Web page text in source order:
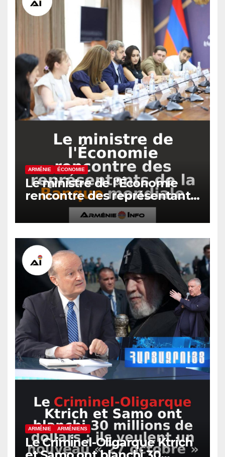
ARMÉNIE ÉCONOMIE
Le ministre de l’Économie
rencontre des représentants
de la Banque mondiale
ARMÉNIE ARMÉNIENS
Le Criminel-Oligarque Ktrich